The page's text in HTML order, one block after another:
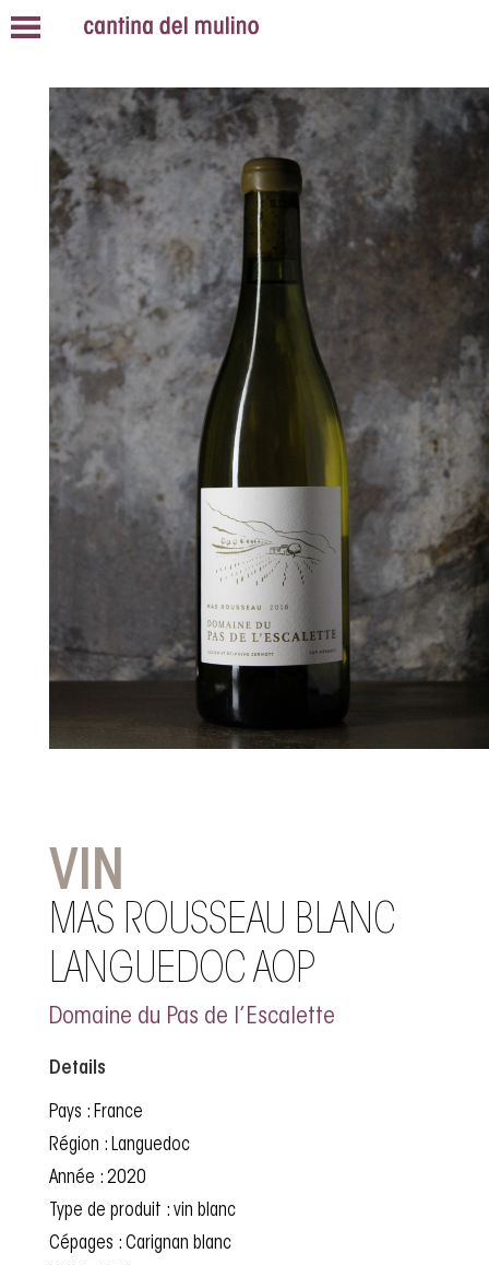
VIN
MAS ROUSSEAU BLANC
LANGUEDOC AOP
Domaine du Pas de l’Escalette
Details
Pays : France
Région : Languedoc
Année : 2020
Type de produit : vin blanc
Cépages : Carignan blanc